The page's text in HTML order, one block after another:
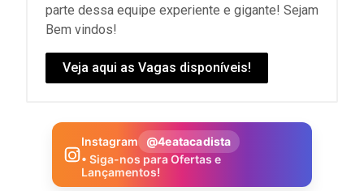
parte dessa equipe experiente e gigante! Sejam
Bem vindos!
Veja aqui as Vagas disponíveis!
Instagram
@4eatacadista
• Siga-nos para Ofertas e
Lançamentos!